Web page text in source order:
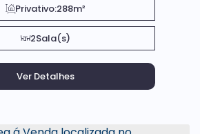
Privativo:288m²
2Sala(s)